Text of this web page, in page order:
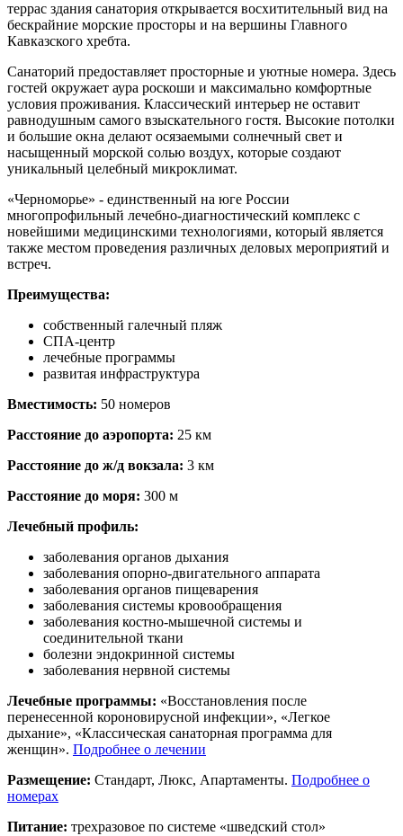
террас здания санатория открывается восхитительный вид на
бескрайние морские просторы и на вершины Главного
Кавказского хребта.
Санаторий предоставляет просторные и уютные номера. Здесь
гостей окружает аура роскоши и максимально комфортные
условия проживания. Классический интерьер не оставит
равнодушным самого взыскательного гостя. Высокие потолки
и большие окна делают осязаемыми солнечный свет и
насыщенный морской солью воздух, которые создают
уникальный целебный микроклимат.
«Черноморье» - единственный на юге России
многопрофильный лечебно-диагностический комплекс с
новейшими медицинскими технологиями, который является
также местом проведения различных деловых мероприятий и
встреч.
Преимущества:
собственный галечный пляж
СПА-центр
лечебные программы
развитая инфраструктура
Вместимость: 50 номеров
Расстояние до аэропорта: 25 км
Расстояние до ж/д вокзала: 3 км
Расстояние до моря: 300 м
Лечебный профиль:
заболевания органов дыхания
заболевания опорно-двигательного аппарата
заболевания органов пищеварения
заболевания системы кровообращения
заболевания костно-мышечной системы и
соединительной ткани
болезни эндокринной системы
заболевания нервной системы
Лечебные программы: «Восстановления после
перенесенной короновирусной инфекции», «Легкое
дыхание», «Классическая санаторная программа для
женщин». Подробнее о лечении
Размещение: Стандарт, Люкс, Апартаменты. Подробнее о
номерах
Питание: трехразовое по системе «шведский стол»